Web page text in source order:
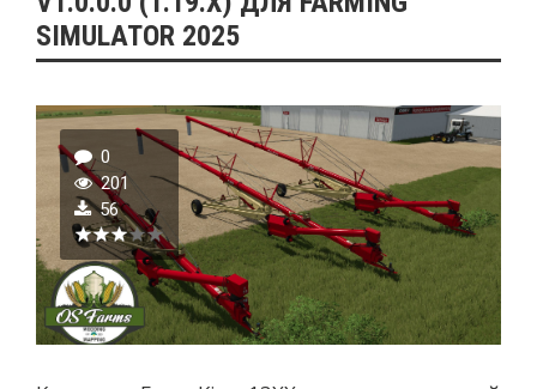
SIMULATOR 2025
0
201
56